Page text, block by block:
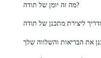
מה זה יומן של תודה?
ליצירת מתכנן של תודה
את הבריאות והשלווה שלך